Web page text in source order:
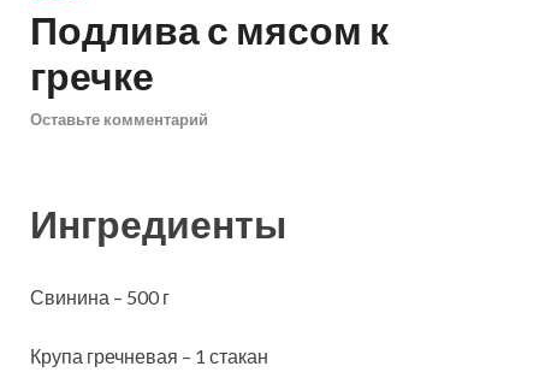
Подлива с мясом к
гречке
Оставьте комментарий
Ингредиенты
Свинина – 500 г
Крупа гречневая – 1 стакан